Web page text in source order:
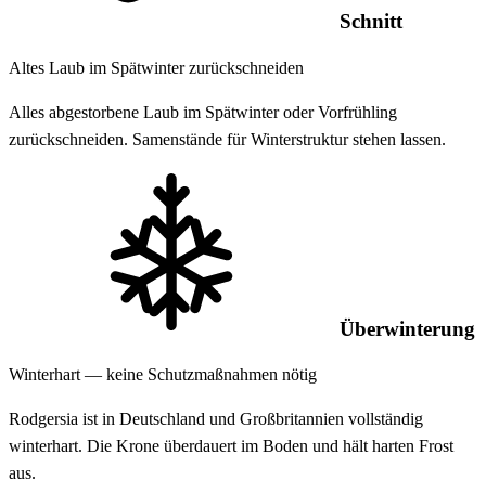
Schnitt
Altes Laub im Spätwinter zurückschneiden
Alles abgestorbene Laub im Spätwinter oder Vorfrühling
zurückschneiden. Samenstände für Winterstruktur stehen lassen.
Überwinterung
Winterhart — keine Schutzmaßnahmen nötig
Rodgersia ist in Deutschland und Großbritannien vollständig
winterhart. Die Krone überdauert im Boden und hält harten Frost
aus.